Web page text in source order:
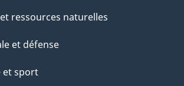
ressources naturelles
et défense
et sport